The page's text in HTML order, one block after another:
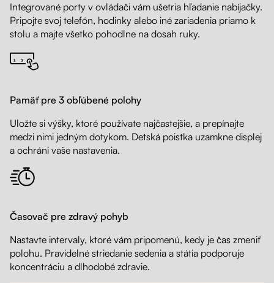
Integrované porty v ovládači vám ušetria hľadanie nabíjačky.
Pripojte svoj telefón, hodinky alebo iné zariadenia priamo k
stolu a majte všetko pohodlne na dosah ruky.
Pamäť pre 3 obľúbené polohy
Uložte si výšky, ktoré používate najčastejšie, a prepínajte
medzi nimi jedným dotykom. Detská poistka uzamkne displej
a ochráni vaše nastavenia.
Časovač pre zdravý pohyb
Nastavte intervaly, ktoré vám pripomenú, kedy je čas zmeniť
polohu. Pravidelné striedanie sedenia a státia podporuje
koncentráciu a dlhodobé zdravie.